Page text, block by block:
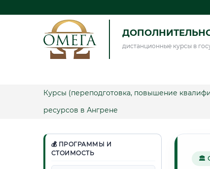
дистанционные курсы в
Курсы (переподготовка, повышение
ресурсов в Ангрене
💰 ПРОГРАММЫ И
СТОИМОСТЬ
🏛